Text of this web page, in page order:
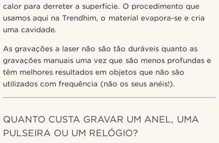
calor para derreter a superfície. O procedimento que
usamos aqui na Trendhim, o material evapora-se e cria
uma cavidade.
As gravações a laser não são tão duráveis quanto as
gravações manuais uma vez que são menos profundas e
têm melhores resultados em objetos que não são
utilizados com frequência (não os seus anéis!).
QUANTO CUSTA GRAVAR UM ANEL, UMA
PULSEIRA OU UM RELÓGIO?